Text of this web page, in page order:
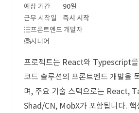
예상 기간
90일
근무 시작일
즉시 시작
프론트엔드 개발자
시니어
프로젝트는 React와 Typescript를
코드 솔루션의 프론트엔드 개발을
며, 주요 기술 스택으로는 React,
Shad/CN, MobX가 포함됩니다. 핵